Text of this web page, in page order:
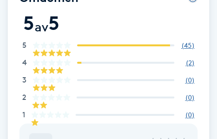
Babylights
Balayage
Bambumassage
Barber
Barnklippning
5av5
5 (45)
4 (2)
3 (0)
2 (0)
1 (0)